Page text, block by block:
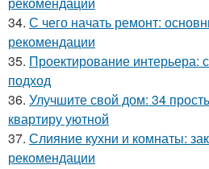
34. С чего начать ремонт:
рекомендации
35. Проектирование интерьера:
подход
36. Улучшите свой дом: 34
квартиру уютной
37. Слияние кухни и комнаты:
рекомендации